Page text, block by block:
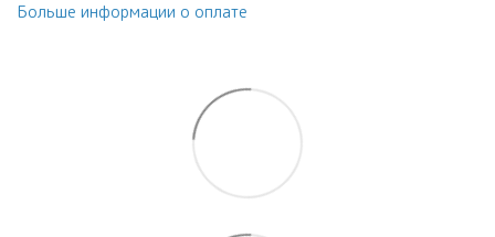
Больше информации о оплате